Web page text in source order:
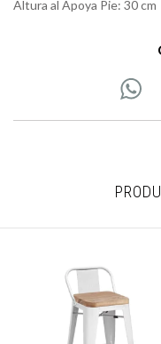
Altura al Apoya Pie: 30 cm